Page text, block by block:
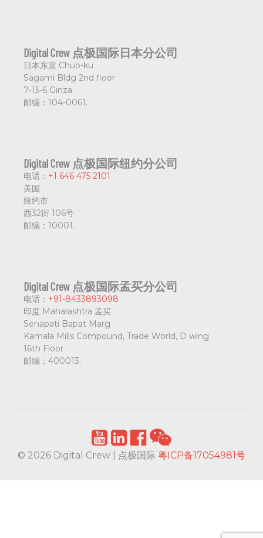
Digital Crew 点极国际日本分公司
日本东京 Chuo-ku
Sagami Bldg 2nd floor
7-13-6 Ginza
邮编： 104-0061.
Digital Crew 点极国际纽约分公司
电话： +1 646 475 2101
美国
纽约市
西32街 106号
邮编： 10001.
Digital Crew 点极国际孟买分公司
电话： +91-8433893098
印度 Maharashtra 孟买
Senapati Bapat Marg
Kamala Mills Compound, Trade World, D wing
16th Floor
邮编： 400013.
© 2026 Digital Crew | 点极国际 粤ICP备17054981号